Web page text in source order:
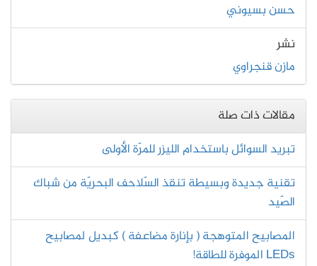
حسن بسيوني
نشر
مازن قنجراوي
مقالات ذات صلة
تبريد السوائل باستخدام الليزر للمرّة الأولى
تقنية جديدة وبسيطة تنقذ السّلاحف البحريّة من شباك
الصّيد
المصابيح المتوهجة ( بإنارة مضاعفة ) كبديل لمصابيح
LEDs الموفرة للطاقة!